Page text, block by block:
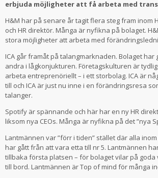
erbjuda möjligheter att få arbeta med
H&M har på senare år tagit flera steg fram inom
och HR direktör. Många är nyfikna på bolaget.
stora möjligheter att arbeta med
ICA går framåt på talangmarknaden. Bolaget har
andra i lågkonjukturen. Företagskulturen är
arbeta entreprenöriellt – i ett storbolag. ICA är
till och ICA är just nu inne i en förändringsresa
talanger.
Spotify är spännande och här har en ny HR
liksom nya CEOs. Många är nyfikna på det ”nya
Lantmännen var ”förr i tiden” stället där alla
har gått från att vara etta till nr 5. Lantmännen
tillbaka första platsen – för bolaget vilar på
till bord. Lantmännen är Top of mind för många